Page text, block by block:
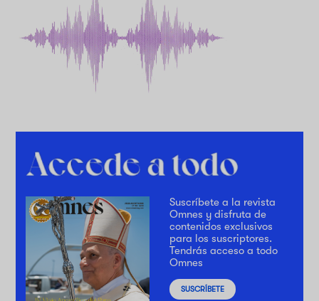
Suscríbete a la revista
Omnes y disfruta de
contenidos exclusivos
para los suscriptores.
Tendrás acceso a todo
Omnes
SUSCRÍBETE